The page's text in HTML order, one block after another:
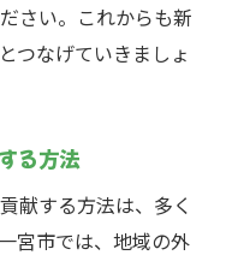
さい。これからも新
つなげていきましょ
る方法
献する方法は、多く
宮市では、地域の外